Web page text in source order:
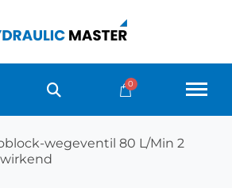
wegeventil 80 L/Min 2